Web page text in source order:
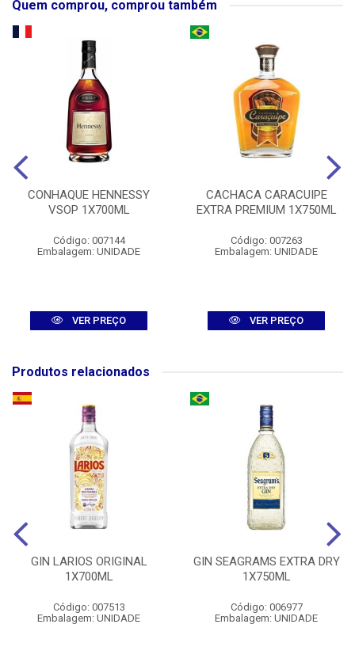
Quem comprou, comprou também
CONHAQUE HENNESSY
VSOP 1X700ML
Código: 007144
Embalagem: UNIDADE
VER PREÇO
CACHACA CARACUIPE
EXTRA PREMIUM 1X750ML
Código: 007263
Embalagem: UNIDADE
VER PREÇO
Produtos relacionados
GIN LARIOS ORIGINAL
1X700ML
Código: 007513
Embalagem: UNIDADE
GIN SEAGRAMS EXTRA DRY
1X750ML
Código: 006977
Embalagem: UNIDADE